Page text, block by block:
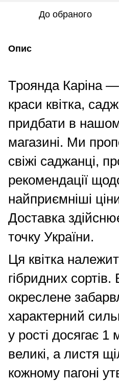
До обраного
Опис
Троянда Каріна
краси квітка,
придбати в
магазині. Ми
свіжі саджанці,
рекомендації
найприємніші
Доставка
точку України.
Ця квітка
гібридних сортів.
окреслене
характерний
у рості досягає 1
великі, а листя
кожному пагоні